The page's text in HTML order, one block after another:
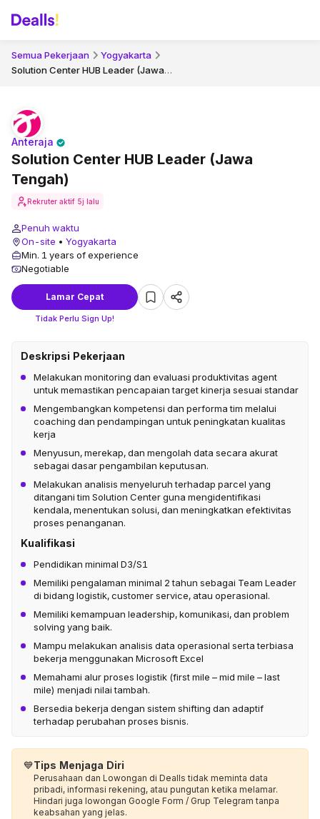
Semua Pekerjaan Yogyakarta
Solution Center HUB Leader (Jawa Tengah)
Solution Center HUB Leader (Jawa
Tengah)
Anteraja
Rekruter aktif 5j lalu
Penuh waktu
On-site • Yogyakarta
Min. 1 years of experience
Negotiable
Lamar Cepat
Tidak Perlu Sign Up!
Deskripsi Pekerjaan
Melakukan monitoring dan evaluasi produktivitas agent
untuk memastikan pencapaian target kinerja sesuai standar
Mengembangkan kompetensi dan performa tim melalui
coaching dan pendampingan untuk peningkatan kualitas
kerja
Menyusun, merekap, dan mengolah data secara akurat
sebagai dasar pengambilan keputusan.
Melakukan analisis menyeluruh terhadap parcel yang
ditangani tim Solution Center guna mengidentifikasi
kendala, menentukan solusi, dan meningkatkan efektivitas
proses penanganan.
Kualifikasi
Pendidikan minimal D3/S1
Memiliki pengalaman minimal 2 tahun sebagai Team Leader
di bidang logistik, customer service, atau operasional.
Memiliki kemampuan leadership, komunikasi, dan problem
solving yang baik.
Mampu melakukan analisis data operasional serta terbiasa
bekerja menggunakan Microsoft Excel
Memahami alur proses logistik (first mile – mid mile – last
mile) menjadi nilai tambah.
Bersedia bekerja dengan sistem shifting dan adaptif
terhadap perubahan proses bisnis.
💙Tips Menjaga Diri
Perusahaan dan Lowongan di Dealls tidak meminta data
pribadi, informasi rekening, atau pungutan ketika melamar.
Hindari juga lowongan Google Form / Grup Telegram tanpa
keabsahan yang jelas.